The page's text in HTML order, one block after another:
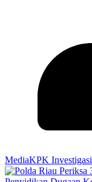
MediaKPK Investigasi